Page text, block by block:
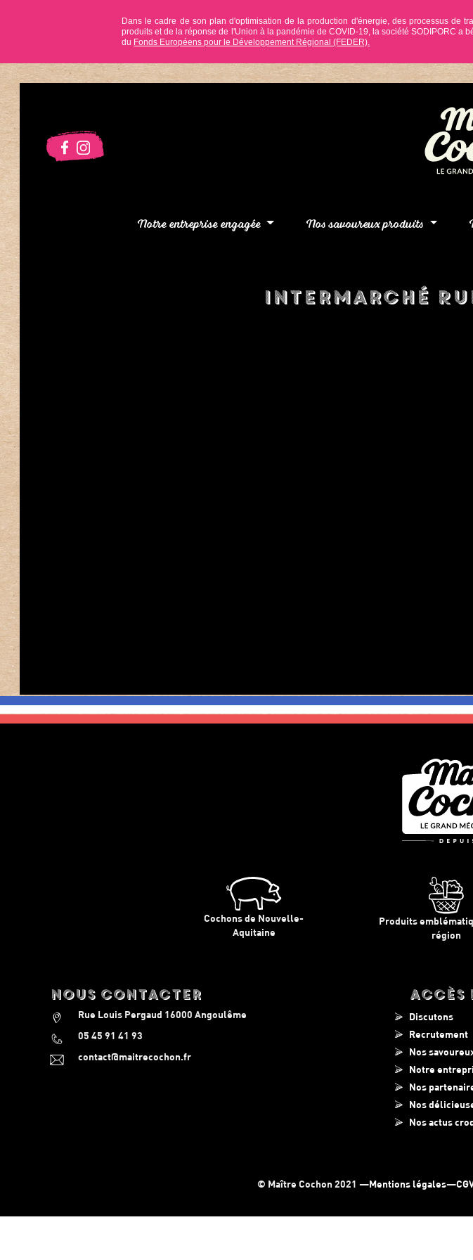
Dans le cadre de son plan d'optimisation de la production d'énergie, des processus de
produits et de la réponse de l'Union à la pandémie de COVID-19, la société SODIPORC a
du Fonds Européens pour le Développement Régional (FEDER).
Notre entreprise engagée Nos savoureux produits
Intermarché
Cochons de Nouvelle-
Aquitaine
Produits
région
nous contacter
Rue Louis Pergaud 16000 Angoulême
05 45 91 41 93
contact@maitrecochon.fr
Accès
Discutons
Recrutement
Nos
Notre
Nos
Nos
Nos actus
© Maître Cochon 2021 —Mentions légales—